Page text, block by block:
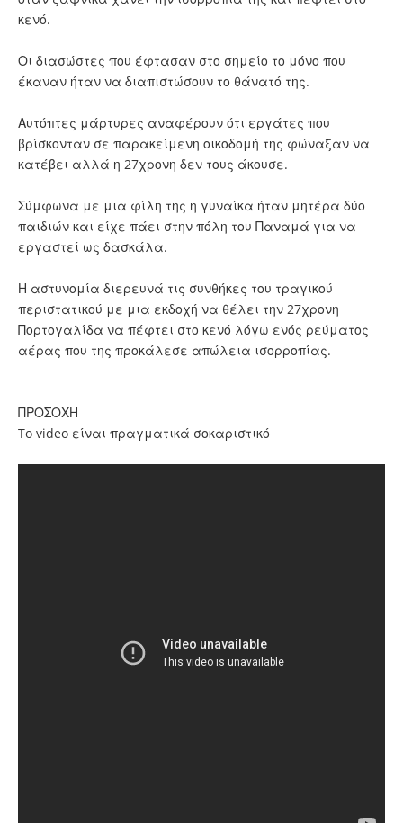
κενό.
Οι διασώστες που έφτασαν στο σημείο το μόνο που
έκαναν ήταν να διαπιστώσουν το θάνατό της.
Αυτόπτες μάρτυρες αναφέρουν ότι εργάτες που
βρίσκονταν σε παρακείμενη οικοδομή της φώναξαν να
κατέβει αλλά η 27χρονη δεν τους άκουσε.
Σύμφωνα με μια φίλη της η γυναίκα ήταν μητέρα δύο
παιδιών και είχε πάει στην πόλη του Παναμά για να
εργαστεί ως δασκάλα.
Η αστυνομία διερευνά τις συνθήκες του τραγικού
περιστατικού με μια εκδοχή να θέλει την 27χρονη
Πορτογαλίδα να πέφτει στο κενό λόγω ενός ρεύματος
αέρας που της προκάλεσε απώλεια ισορροπίας.
ΠΡΟΣΟΧΗ
To video είναι πραγματικά σοκαριστικό